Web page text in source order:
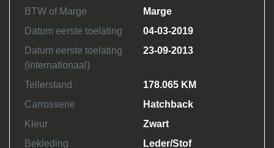
BTW of Marge
Marge
Datum eerste toelating
04-03-2019
Datum eerste toelating
(internationaal)
23-09-2013
Tellerstand
178.065 KM
Carrosserie
Hatchback
Kleur
Zwart
Bekleding
Leder/Stof